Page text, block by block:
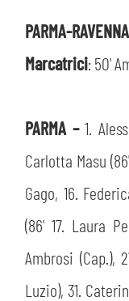
PARMA-
Marcatrici: 50'
PARMA –1.
Carlotta Masu
Gago, 16.
(86' 17. Laura
Ambrosi (Cap.),
Luzio), 31.